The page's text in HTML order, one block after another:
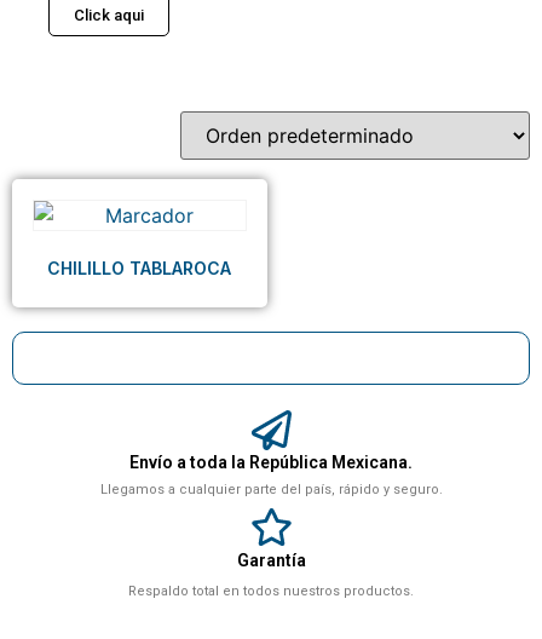
Envío a toda la República Mexicana.
Llegamos a cualquier parte del país, rápido y seguro.
Garantía
Respaldo total en todos nuestros productos.
Click aqui
CHILILLO TABLAROCA